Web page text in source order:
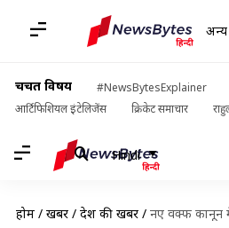
अन्य
चर्चित विषय #NewsBytesExplainer
आर्टिफिशियल इंटेलिजेंस
क्रिकेट समाचार
Hindi
होम / खबरें / देश की खबरें / नए वक्फ कानून में संपत्ति